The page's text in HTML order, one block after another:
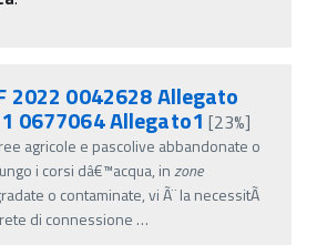
2022 0042628 Allegato
0677064 Allegato1[23%]
agricole e pascolive abbandonate o
i corsi dâ€™acqua, inzone
o contaminate, vi Ã¨ la necessitÃ
di connessione …